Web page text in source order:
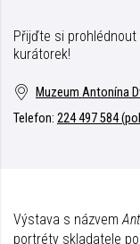
Přijďte si
kurátorek!
Muzeum Antonína
Telefon: 224 497 584
Výstava s názvem
portréty skladatele